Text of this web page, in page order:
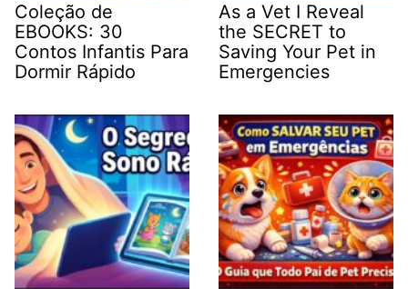
Coleção de
EBOOKS: 30
Contos Infantis Para
Dormir Rápido
As a Vet I Reveal
the SECRET to
Saving Your Pet in
Emergencies